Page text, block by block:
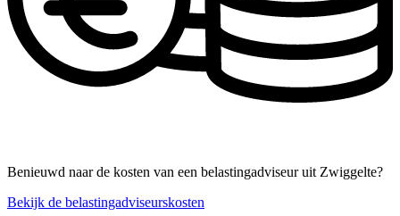
Benieuwd naar de kosten van een belastingadviseur uit Zwiggelte?
Bekijk de belastingadviseurskosten